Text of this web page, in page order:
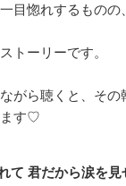
目惚れするもの
トーリーです。
がら聴くと、その
ます♡
て 君だから涙を見